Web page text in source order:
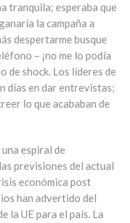
tranquila; esperaba que
la campaña a
despertarme busque
– ¡no me lo podía
de shock. Los líderes de
días en dar entrevistas;
lo que acababan de
espiral de
previsiones del actual
económica post
han advertido del
la UE para el país. La